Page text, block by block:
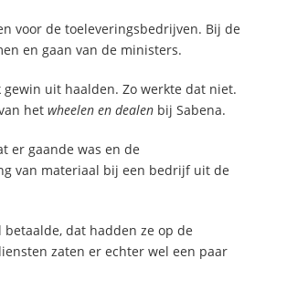
voor de toeleveringsbedrijven. Bij de
en gaan van de ministers.
uit haalden. Zo werkte dat niet.
het wheelen en dealen bij Sabena.
er gaande was en de
van materiaal bij een bedrijf uit de
dat hadden ze op de
zaten er echter wel een paar